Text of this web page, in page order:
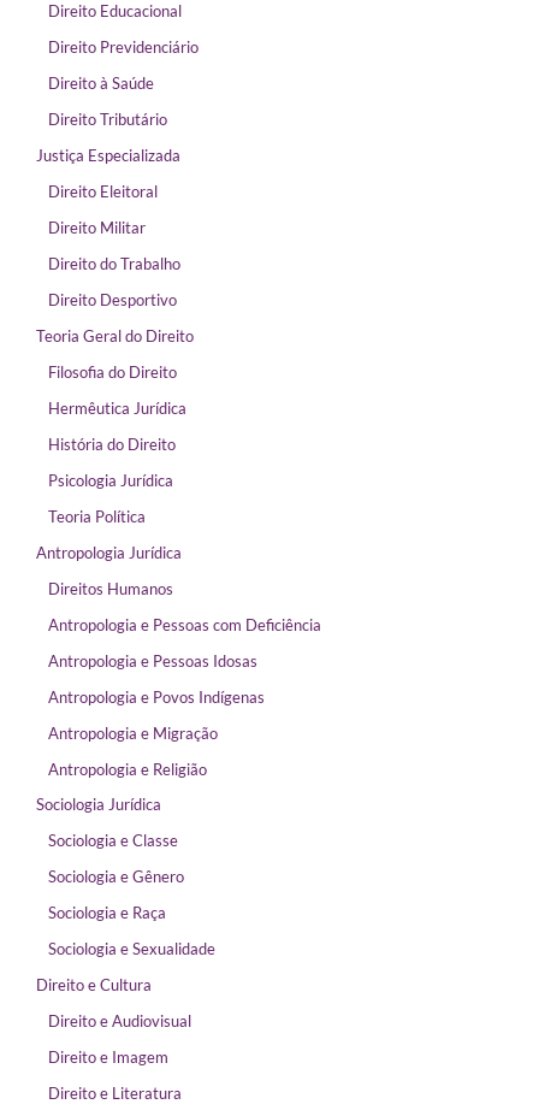
Direito Educacional
Direito Previdenciário
Direito à Saúde
Direito Tributário
Justiça Especializada
Direito Eleitoral
Direito Militar
Direito do Trabalho
Direito Desportivo
Teoria Geral do Direito
Filosofia do Direito
Hermêutica Jurídica
História do Direito
Psicologia Jurídica
Teoria Política
Antropologia Jurídica
Direitos Humanos
Antropologia e Pessoas com Deficiência
Antropologia e Pessoas Idosas
Antropologia e Povos Indígenas
Antropologia e Migração
Antropologia e Religião
Sociologia Jurídica
Sociologia e Classe
Sociologia e Gênero
Sociologia e Raça
Sociologia e Sexualidade
Direito e Cultura
Direito e Audiovisual
Direito e Imagem
Direito e Literatura